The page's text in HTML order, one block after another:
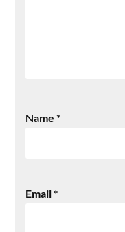
Name*
Email*